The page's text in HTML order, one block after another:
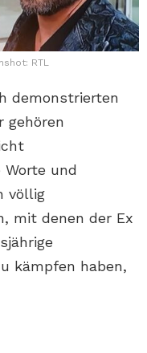
RTL
demonstrierten
gehören
Worte und
völlig
mit denen der Ex
kämpfen haben,